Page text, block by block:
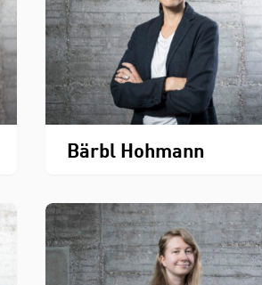
Bärbl Hohmann